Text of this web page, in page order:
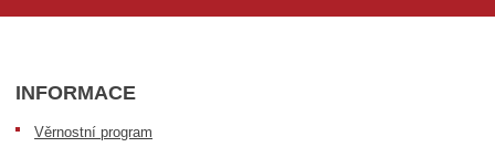
INFORMACE
Věrnostní program